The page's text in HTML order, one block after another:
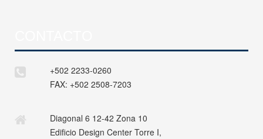
+502 2233-0260
FAX: +502 2508-7203
Diagonal 6 12-42 Zona 10
Edificio Design Center Torre I,